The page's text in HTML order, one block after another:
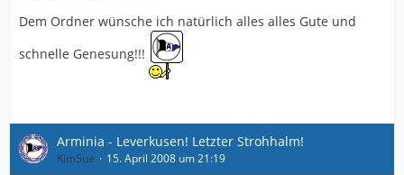
Dem Ordner wünsche ich natürlich alles alles Gute und
schnelle Genesung!!!
Arminia - Leverkusen! Letzter Strohhalm!
KimSue 15. April 2008 um 21:19